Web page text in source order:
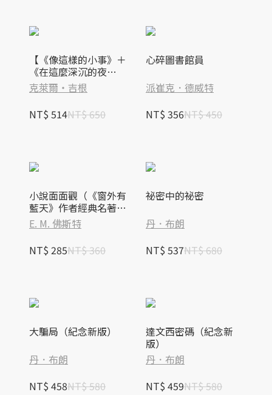
【《像這樣的小事》＋
《在這麼深沉的夜
晚》】套書：贈送「深
沉的夜晚」限量海報
克萊爾‧吉根
NT$ 514NT$ 650
心碎圖書館員
派崔克．德威特
NT$ 356NT$ 450
小說面面觀（《窗外有
藍天》作者經典名著，
馬華文學名家黎紫書新
譯本）
E. M. 佛斯特
NT$ 285NT$ 360
祕密中的祕密
丹．布朗
NT$ 537NT$ 680
大騙局（紀念新版）
丹．布朗
NT$ 458NT$ 580
達文西密碼（紀念新
版）
丹．布朗
NT$ 459NT$ 580